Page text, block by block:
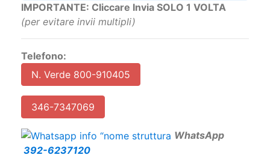
IMPORTANTE: Cliccare Invia SOLO 1 VOLTA
(per evitare invii multipli)
Telefono:
N. Verde 800-910405
346-7347069
WhatsApp
392-6237120